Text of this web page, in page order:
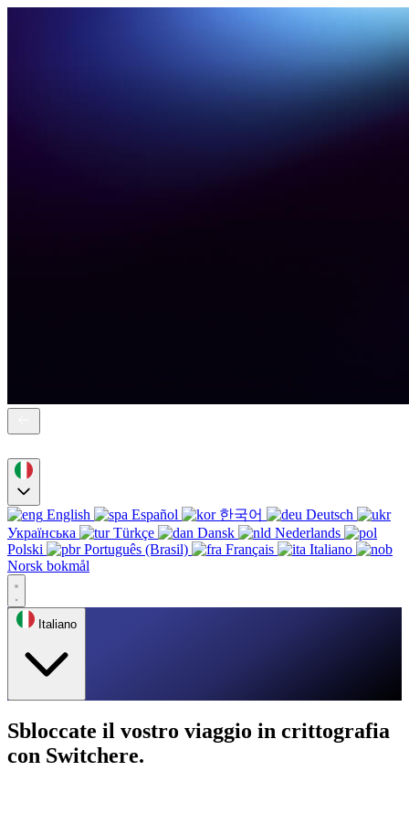
English Español 한국어
Deutsch
Українська
Türkçe Dansk
Nederlands
Polski
Português (Brasil) Français
Italiano
Norsk bokmål
Italiano
Sbloccate il vostro viaggio in crittografia
con Switchere.